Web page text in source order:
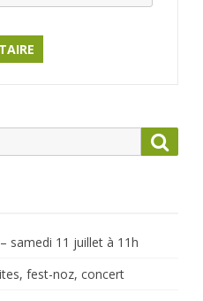
samedi 11 juillet à 11h
fest-noz, concert